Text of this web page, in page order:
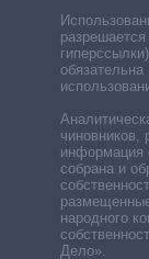
обязательна
чиновников,
информация
собрана и
народного
Дело».